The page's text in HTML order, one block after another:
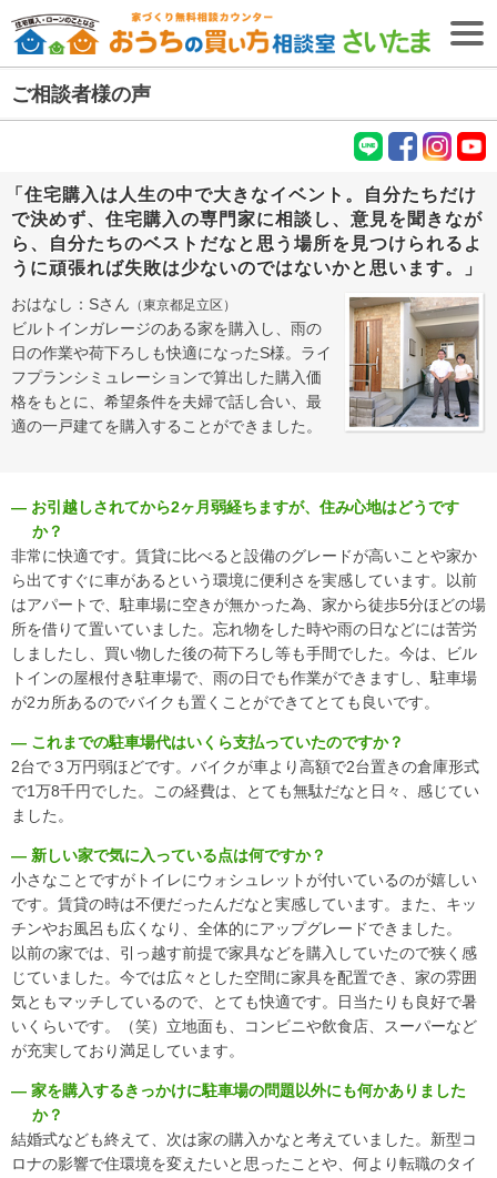
無料相談予約
ＴＯＰ
住宅購入専門
ファイナンシャルプランナー(FP)紹介
初めての お客様へ
ファイナンシャルプランナー(FP)コラム
ご相談の流れ
ご相談者様の声
マンガで見る「おうちの買い方相談室 さいたま」
アクセス
会社概要
ライフプランご相談事例
よくあるご質問
住宅ローン返済シミュレーション
【外部リンク】一般社団法人 住宅購入支援協会
【外部リンク】日本全国70店舗 おうちの買い方相談室グループ
facebook
ご相談者様の声
E
ebo
ok
agr
am
tub
e
「住宅購入は人生の中で大きなイベント。自分たちだけ
で決めず、住宅購入の専門家に相談し、意見を聞きなが
ら、自分たちのベストだなと思う場所を見つけられるよ
うに頑張れば失敗は少ないのではないかと思います。」
おはなし：Sさん （東京都足立区）
ビルトインガレージのある家を購入し、雨の
日の作業や荷下ろしも快適になったS様。ライ
フプランシミュレーションで算出した購入価
格をもとに、希望条件を夫婦で話し合い、最
適の一戸建てを購入することができました。
― お引越しされてから2ヶ月弱経ちますが、住み心地はどうです
か？
非常に快適です。賃貸に比べると設備のグレードが高いことや家か
ら出てすぐに車があるという環境に便利さを実感しています。以前
はアパートで、駐車場に空きが無かった為、家から徒歩5分ほどの場
所を借りて置いていました。忘れ物をした時や雨の日などには苦労
しましたし、買い物した後の荷下ろし等も手間でした。今は、ビル
トインの屋根付き駐車場で、雨の日でも作業ができますし、駐車場
が2カ所あるのでバイクも置くことができてとても良いです。
― これまでの駐車場代はいくら支払っていたのですか？
2台で３万円弱ほどです。バイクが車より高額で2台置きの倉庫形式
で1万8千円でした。この経費は、とても無駄だなと日々、感じてい
ました。
― 新しい家で気に入っている点は何ですか？
小さなことですがトイレにウォシュレットが付いているのが嬉しい
です。賃貸の時は不便だったんだなと実感しています。また、キッ
チンやお風呂も広くなり、全体的にアップグレードできました。
以前の家では、引っ越す前提で家具などを購入していたので狭く感
じていました。今では広々とした空間に家具を配置でき、家の雰囲
気ともマッチしているので、とても快適です。日当たりも良好で暑
いくらいです。（笑）立地面も、コンビニや飲食店、スーパーなど
が充実しており満足しています。
― 家を購入するきっかけに駐車場の問題以外にも何かありました
か？
結婚式なども終えて、次は家の購入かなと考えていました。新型コ
ロナの影響で住環境を変えたいと思ったことや、何より転職のタイ